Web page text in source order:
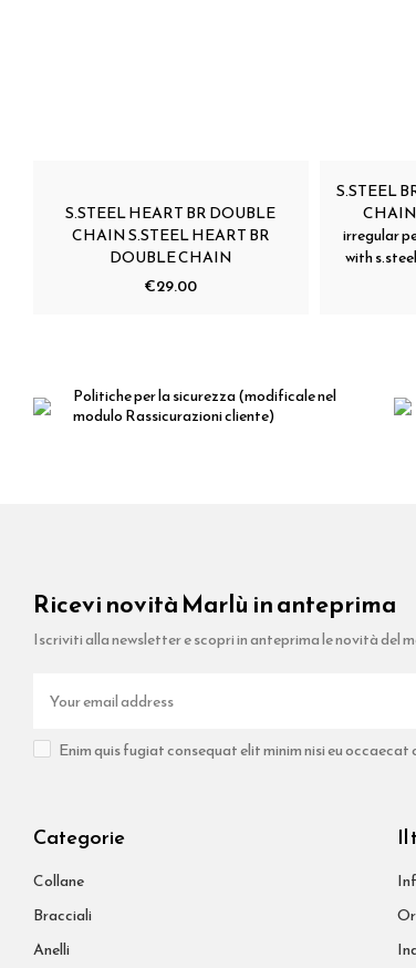
S.STEEL HEART BR DOUBLE
CHAIN S.STEEL HEART BR
DOUBLE CHAIN
€29.00
S.STEEL
CHAIN
irregular
with
Politiche per la sicurezza(modificale nel
modulo Rassicurazioni cliente)
Ricevi novità Marlù in anteprima
Iscriviti alla newsletter e scopri in anteprima le novità del
Enim quis fugiat consequat elit minim nisi eu
Categorie
Collane
Bracciali
Anelli
Il